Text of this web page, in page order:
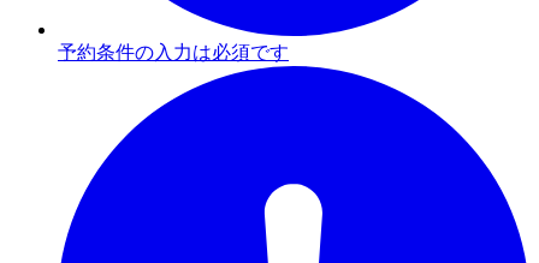
予約条件の入力は必須です